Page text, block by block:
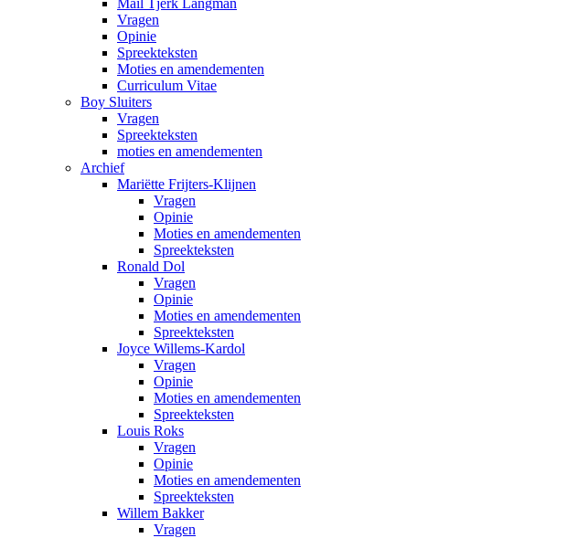
Mail Tjerk Langman
Vragen
Opinie
Spreekteksten
Moties en amendementen
Curriculum Vitae
Boy Sluiters
Vragen
Spreekteksten
moties en amendementen
Archief
Mariëtte Frijters-Klijnen
Vragen
Opinie
Moties en amendementen
Spreekteksten
Ronald Dol
Vragen
Opinie
Moties en amendementen
Spreekteksten
Joyce Willems-Kardol
Vragen
Opinie
Moties en amendementen
Spreekteksten
Louis Roks
Vragen
Opinie
Moties en amendementen
Spreekteksten
Willem Bakker
Vragen